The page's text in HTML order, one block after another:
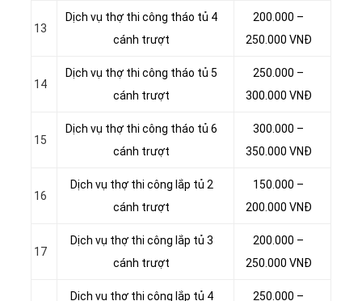
13
Dịch vụ thợ thi công tháo tủ 4
cánh trượt
200.000 –
250.000 VNĐ
14
Dịch vụ thợ thi công tháo tủ 5
cánh trượt
250.000 –
300.000 VNĐ
15
Dịch vụ thợ thi công tháo tủ 6
cánh trượt
300.000 –
350.000 VNĐ
16
Dịch vụ thợ thi công lắp tủ 2
cánh trượt
150.000 –
200.000 VNĐ
17
Dịch vụ thợ thi công lắp tủ 3
cánh trượt
200.000 –
250.000 VNĐ
Dịch vụ thợ thi công lắp tủ 4 250.000 –